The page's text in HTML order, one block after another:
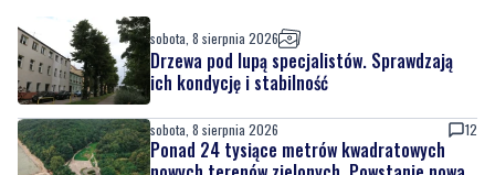
sobota, 8 sierpnia 2026
Drzewa pod lupą specjalistów. Sprawdzają
ich kondycję i stabilność
sobota, 8 sierpnia 2026 12
Ponad 24 tysiące metrów kwadratowych